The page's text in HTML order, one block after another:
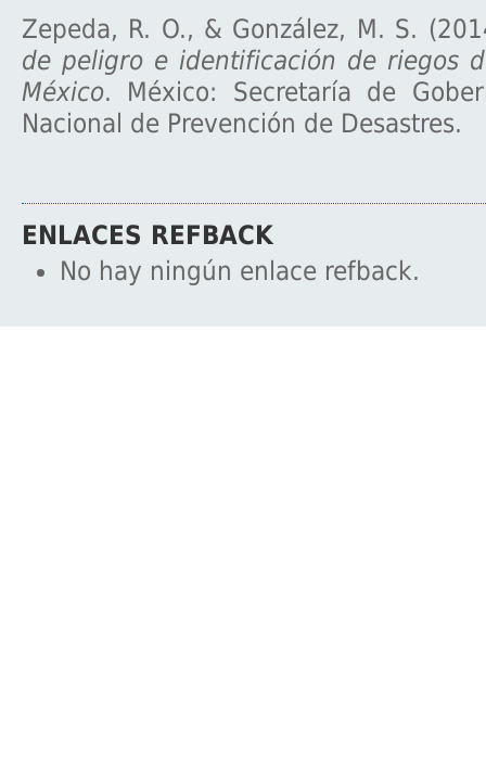
Zepeda, R. O., & González, M. S.
de peligro e identificación de riegos
México. México: Secretaría de
Nacional de Prevención de Desastres.
ENLACES REFBACK
No hay ningún enlace refback.